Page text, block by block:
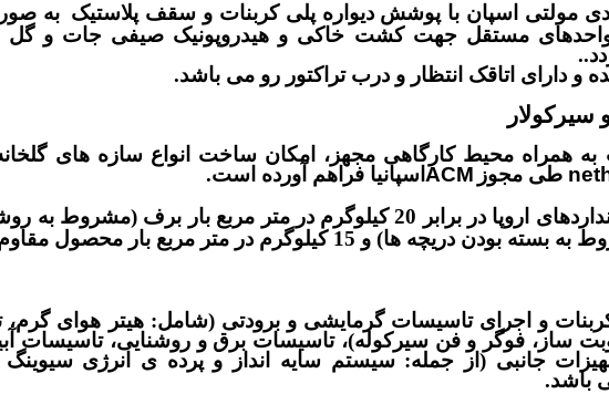
مولتی اسپان با پوشش دیواره پلی کربنات و سقف پلاستیک به
واحدهای مستقل جهت کشت خاکی و هیدروپونیک صیفی جات و گل
و دارای اتاقک انتظار و درب تراکتور رو می باشد.
سیرکولار
همراه محیط کارگاهی مجهز، امکان ساخت انواع سازه های
طی مجوز ACM اسپانیا فراهم آورده است.
این سازه ها با در نظر گرفتن استانداردهای اروپا در برابر 20 کیلوگرم در متر
و اجرای تاسیسات گرمایشی و برودتی (شامل: هیتر هوای
ساز، فوگر و فن سیرکوله)، تاسیسات برق و روشنایی، تاسیسات
جانبی (از جمله: سیستم سایه انداز و پرده ی انرژی
باشد.